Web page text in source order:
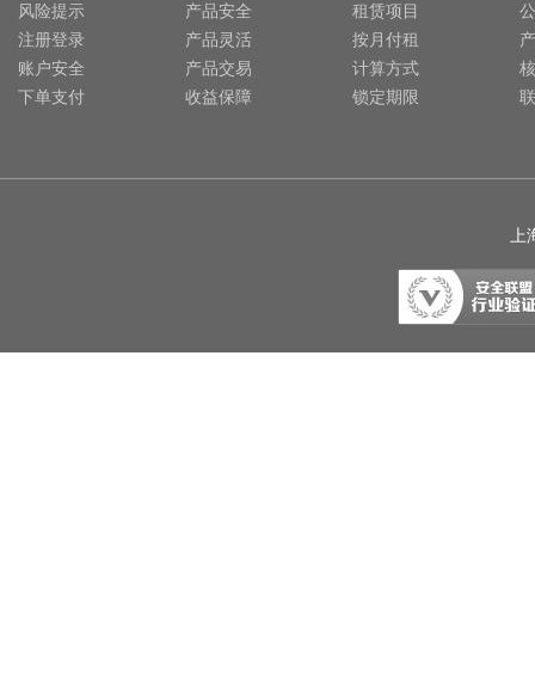
风险提示
注册登录
账户安全
下单支付
产品安全
产品灵活
产品交易
收益保障
租赁项目
按月付租
计算方式
锁定期限